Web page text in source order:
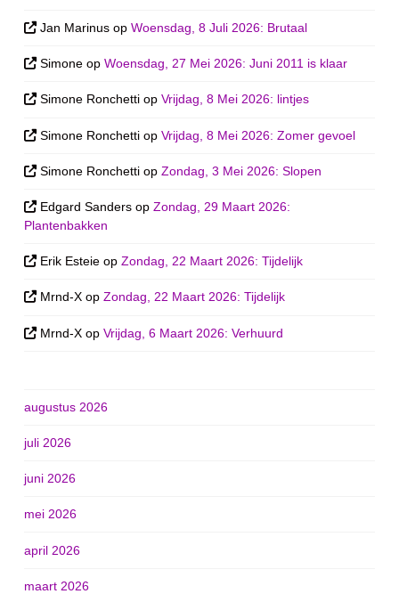
Jan Marinus opWoensdag, 8 Juli 2026: Brutaal
Simone opWoensdag, 27 Mei 2026: Juni 2011 is klaar
Simone Ronchetti opVrijdag, 8 Mei 2026: lintjes
Simone Ronchetti opVrijdag, 8 Mei 2026: Zomer gevoel
Simone Ronchetti opZondag, 3 Mei 2026: Slopen
Edgard Sanders opZondag, 29 Maart 2026:
Plantenbakken
Erik Esteie opZondag, 22 Maart 2026: Tijdelijk
Mrnd-X opZondag, 22 Maart 2026: Tijdelijk
Mrnd-X opVrijdag, 6 Maart 2026: Verhuurd
augustus 2026
juli 2026
juni 2026
mei 2026
april 2026
maart 2026